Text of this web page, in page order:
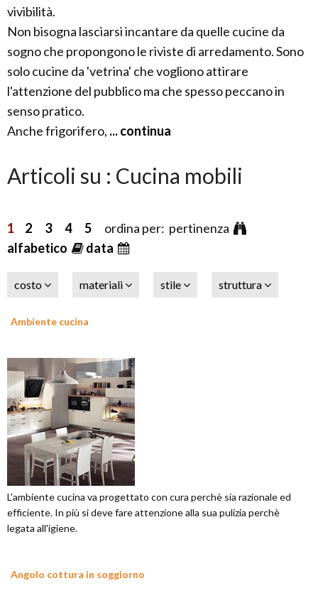
vivibilità.
Non bisogna lasciarsi incantare da quelle cucine da
sogno che propongono le riviste di arredamento. Sono
solo cucine da 'vetrina' che vogliono attirare
l'attenzione del pubblico ma che spesso peccano in
senso pratico.
Anche frigorifero, ... continua
Articoli su : Cucina mobili
1 2 3 4 5 ordina per: pertinenza
alfabetico
data
costo materiali stile struttura
Ambiente cucina
L'ambiente cucina va progettato con cura perchè sia razionale ed
efficiente. In più si deve fare attenzione alla sua pulizia perchè
legata all'igiene.
Angolo cottura in soggiorno